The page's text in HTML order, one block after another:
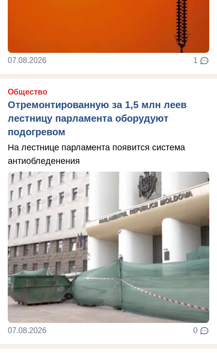
07.08.2026 1
Общество
Отремонтированную за 1,5 млн леев
лестницу парламента оборудуют
подогревом
На лестнице парламента появится система
антиобледенения
07.08.2026 0